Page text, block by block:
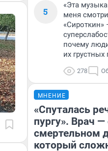
5
«Эта
меня
«Сироткин»
почему
их грустных
278
МНЕНИЕ
«Спуталась
пургу». Врач —
смертельном
который